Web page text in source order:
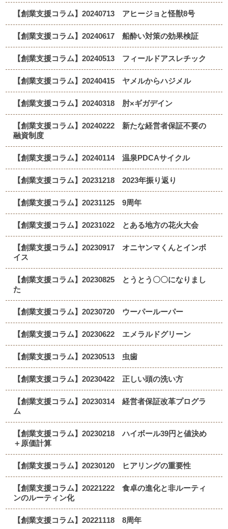
【創業支援コラム】20240713 アヒージョと怪獣8号
【創業支援コラム】20240617 船酔い対策の効果検証
【創業支援コラム】20240513 フィールドアスレチック
【創業支援コラム】20240415 ヤメルからハジメル
【創業支援コラム】20240318 肘×ギガデイン
【創業支援コラム】20240222 新たな経営者保証不要の
融資制度
【創業支援コラム】20240114 温泉PDCAサイクル
【創業支援コラム】20231218 2023年振り返り
【創業支援コラム】20231125 9周年
【創業支援コラム】20231022 とある地方の花火大会
【創業支援コラム】20230917 オニヤンマくんとインボ
イス
【創業支援コラム】20230825 とうとう〇〇になりまし
た
【創業支援コラム】20230720 ウーパールーパー
【創業支援コラム】20230622 エメラルドグリーン
【創業支援コラム】20230513 虫歯
【創業支援コラム】20230422 正しい頭の洗い方
【創業支援コラム】20230314 経営者保証改革プログラ
ム
【創業支援コラム】20230218 ハイボール39円と値決め
＋原価計算
【創業支援コラム】20230120 ヒアリングの重要性
【創業支援コラム】20221222 食卓の進化と非ルーティ
ンのルーティン化
【創業支援コラム】20221118 8周年